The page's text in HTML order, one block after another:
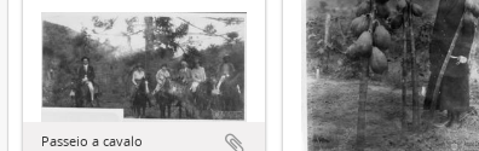
Passeio a cavalo